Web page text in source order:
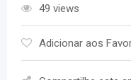
49 views
Adicionar aos